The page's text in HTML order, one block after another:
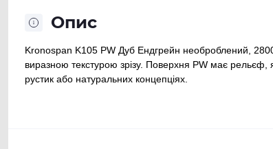
Опис
Kronospan K105 PW Дуб Ендгрейн необроблений,
виразною текстурою зрізу. Поверхня PW має рельєф,
рустик або натуральних концепціях.